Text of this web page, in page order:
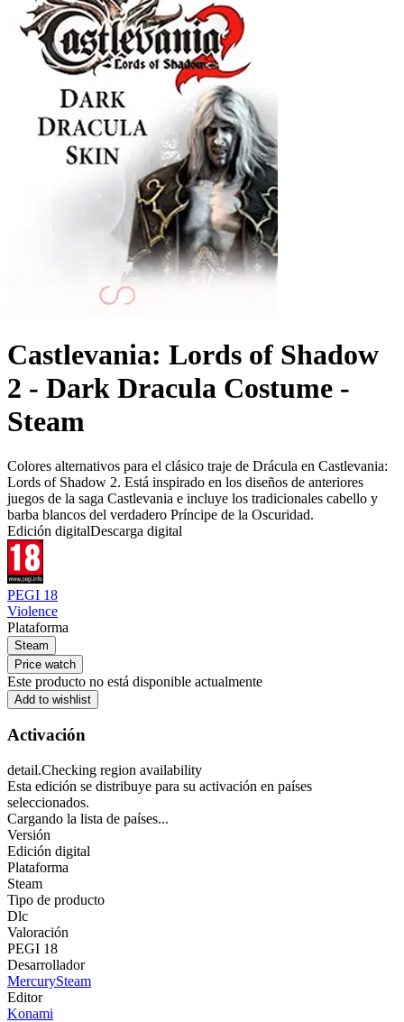
Castlevania: Lords of Shadow
2 - Dark Dracula Costume -
Steam
Colores alternativos para el clásico traje de Drácula en Castlevania:
Lords of Shadow 2. Está inspirado en los diseños de anteriores
juegos de la saga Castlevania e incluye los tradicionales cabello y
barba blancos del verdadero Príncipe de la Oscuridad.
Edición digitalDescarga digital
PEGI 18
Violence
Plataforma
Steam
Price watch
Este producto no está disponible actualmente
Add to wishlist
Activación
detail.Checking region availability
Esta edición se distribuye para su activación en países
seleccionados.
Cargando la lista de países...
Versión
Edición digital
Plataforma
Steam
Tipo de producto
Dlc
Valoración
PEGI 18
Desarrollador
MercurySteam
Editor
Konami